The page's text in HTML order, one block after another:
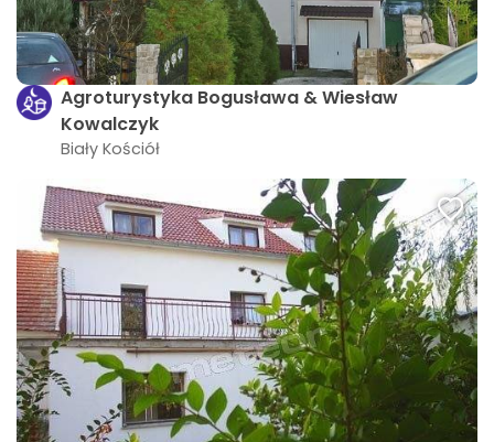
Agroturystyka Bogusława & Wiesław
Kowalczyk
Biały Kościół